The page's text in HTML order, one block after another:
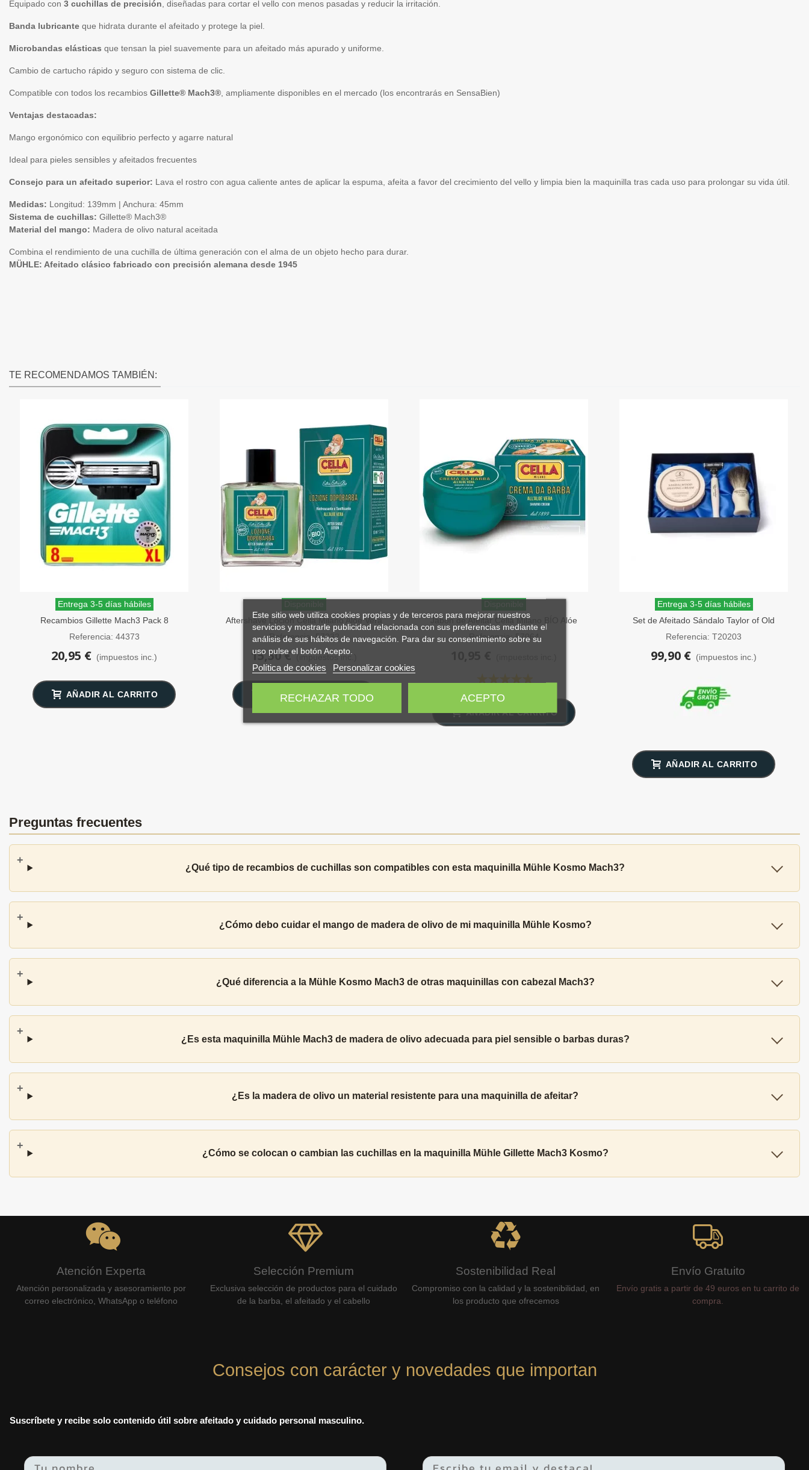
Equipado con 3 cuchillas de precisión , diseñadas para cortar el vello con menos pasadas y reducir la irritación.
Banda lubricante que hidrata durante el afeitado y protege la piel.
Microbandas elásticas que tensan la piel suavemente para un afeitado más apurado y uniforme.
Cambio de cartucho rápido y seguro con sistema de clic.
Compatible con todos los recambios Gillette® Mach3® , ampliamente disponibles en el mercado (los encontrarás en SensaBien)
Ventajas destacadas:
Mango ergonómico con equilibrio perfecto y agarre natural
Ideal para pieles sensibles y afeitados frecuentes
Consejo para un afeitado superior: Lava el rostro con agua caliente antes de aplicar la espuma, afeita a favor del crecimiento del vello y limpia bien la maquinilla tras cada uso para prolongar su vida útil.
Medidas: Longitud: 139mm | Anchura: 45mm
Sistema de cuchillas: Gillette® Mach3®
Material del mango: Madera de olivo natural aceitada
Combina el rendimiento de una cuchilla de última generación con el alma de un objeto hecho para durar.
MÜHLE: Afeitado clásico fabricado con precisión alemana desde 1945
TE RECOMENDAMOS TAMBIÉN:
Entrega 3-5 días hábiles
Recambios Gillette Mach3 Pack 8
unidades
Referencia: 44373
20,95 € (impuestos inc.)
AÑADIR AL CARRITO
Aftershave Loción Cella Milano Alóe Vera
Bío 100ml
Referencia: 57032
15,50 € (impuestos inc.)
AÑADIR AL CARRITO
Jabón de Afeitar Cella Milano BÍO Alóe
Vera 150ml
Referencia: 57064
AÑADIR AL CARRITO
Entrega 3-5 días hábiles
Set de Afeitado Sándalo Taylor of Old
Bond Street
Referencia: T20203
99,90 € (impuestos inc.)
AÑADIR AL CARRITO
Preguntas frecuentes
¿Qué tipo de recambios de cuchillas son compatibles con esta maquinilla Mühle Kosmo Mach3?
¿Cómo debo cuidar el mango de madera de olivo de mi maquinilla Mühle Kosmo?
¿Qué diferencia a la Mühle Kosmo Mach3 de otras maquinillas con cabezal Mach3?
¿Es esta maquinilla Mühle Mach3 de madera de olivo adecuada para piel sensible o barbas duras?
¿Es la madera de olivo un material resistente para una maquinilla de afeitar?
¿Cómo se colocan o cambian las cuchillas en la maquinilla Mühle Gillette Mach3 Kosmo?
Este sitio web utiliza cookies propias y de terceros para mejorar nuestros
servicios y mostrarle publicidad relacionada con sus preferencias mediante el
análisis de sus hábitos de navegación. Para dar su consentimiento sobre su
uso pulse el botón Acepto.
Política de cookies Personalizar cookies
RECHAZAR TODO ACEPTO
Atención Experta
Atención personalizada y asesoramiento por
correo electrónico, WhatsApp o teléfono
Selección Premium
Exclusiva selección de productos para el cuidado
de la barba, el afeitado y el cabello
Sostenibilidad Real
Compromiso con la calidad y la sostenibilidad, en
los producto que ofrecemos
Envío Gratuito
Envío gratis a partir de 49 euros en tu carrito de
compra.
Consejos con carácter y novedades que importan
Suscríbete y recibe solo contenido útil sobre afeitado y cuidado personal masculino.
Email